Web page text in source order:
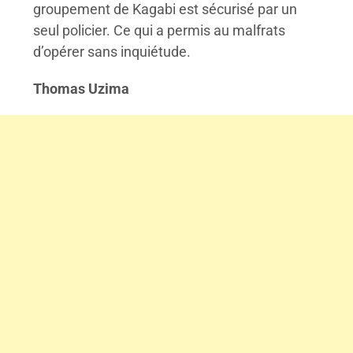
groupement de Kagabi est sécurisé par un
seul policier. Ce qui a permis au malfrats
d’opérer sans inquiétude.
Thomas Uzima